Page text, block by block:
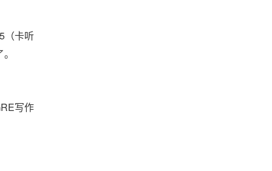
（卡听
写作